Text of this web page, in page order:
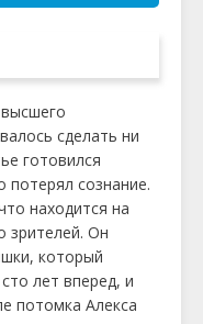
сделать ни
готовился
потерял сознание.
находится на
зрителей. Он
который
лет вперед, и
потомка Алекса